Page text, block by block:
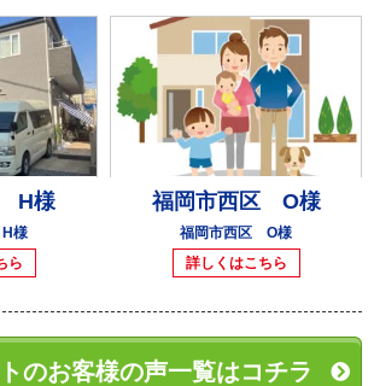
H様
様
ら
福岡市西区 O様
福岡市西区 O様
詳しくはこちら
のお客様の声一覧はコチラ